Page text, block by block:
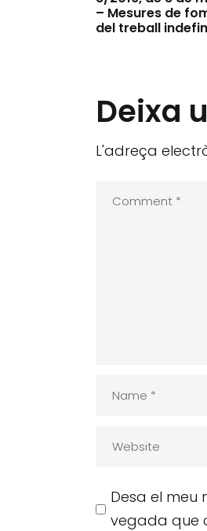
– Mesures de
del treball
Deixa
L'adreça
Desa el meu
vegada que